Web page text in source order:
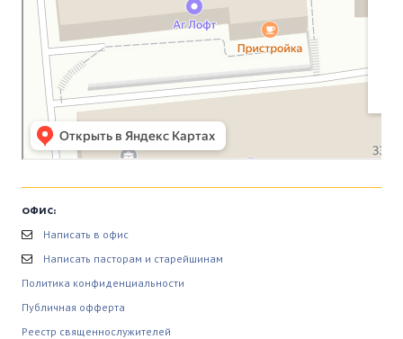
ОФИС:
Написать в офис
Написать пасторам и старейшинам
Политика конфиденциальности
Публичная офферта
Реестр священнослужителей